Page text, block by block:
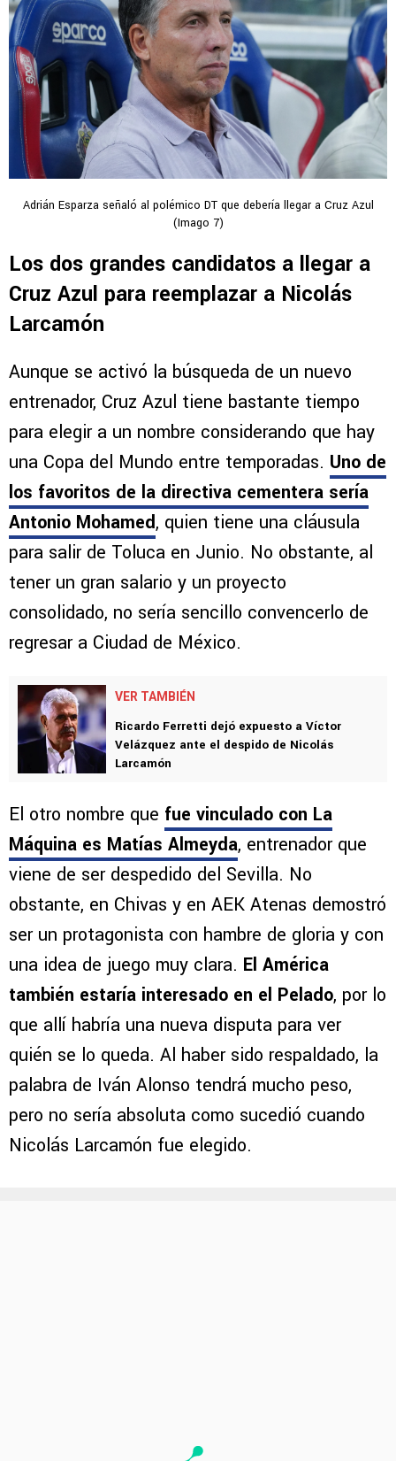
Adrián Esparza señaló al polémico DT que debería llegar a Cruz Azul
(Imago 7)
Los dos grandes candidatos a llegar a
Cruz Azul para reemplazar a Nicolás
Larcamón
Aunque se activó la búsqueda de un nuevo
entrenador, Cruz Azul tiene bastante tiempo
para elegir a un nombre considerando que hay
una Copa del Mundo entre temporadas. Uno de
los favoritos de la directiva cementera sería
Antonio Mohamed, quien tiene una cláusula
para salir de Toluca en Junio. No obstante, al
tener un gran salario y un proyecto
consolidado, no sería sencillo convencerlo de
regresar a Ciudad de México.
VER TAMBIÉN
Ricardo Ferretti dejó expuesto a Víctor
Velázquez ante el despido de Nicolás
Larcamón
El otro nombre que fue vinculado con La
Máquina es Matías Almeyda, entrenador que
viene de ser despedido del Sevilla. No
obstante, en Chivas y en AEK Atenas demostró
ser un protagonista con hambre de gloria y con
una idea de juego muy clara. El América
también estaría interesado en el Pelado, por lo
que allí habría una nueva disputa para ver
quién se lo queda. Al haber sido respaldado, la
palabra de Iván Alonso tendrá mucho peso,
pero no sería absoluta como sucedió cuando
Nicolás Larcamón fue elegido.